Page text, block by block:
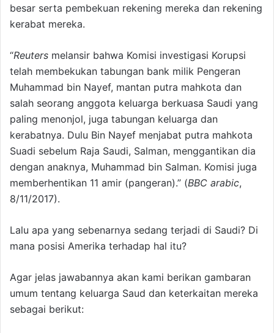
besar serta pembekuan rekening mereka dan rekening
kerabat mereka.
“Reuters melansir bahwa Komisi investigasi Korupsi
telah membekukan tabungan bank milik Pengeran
Muhammad bin Nayef, mantan putra mahkota dan
salah seorang anggota keluarga berkuasa Saudi yang
paling menonjol, juga tabungan keluarga dan
kerabatnya. Dulu Bin Nayef menjabat putra mahkota
Suadi sebelum Raja Saudi, Salman, menggantikan dia
dengan anaknya, Muhammad bin Salman. Komisi juga
memberhentikan 11 amir (pangeran).” (BBC arabic,
8/11/2017).
Lalu apa yang sebenarnya sedang terjadi di Saudi? Di
mana posisi Amerika terhadap hal itu?
Agar jelas jawabannya akan kami berikan gambaran
umum tentang keluarga Saud dan keterkaitan mereka
sebagai berikut: